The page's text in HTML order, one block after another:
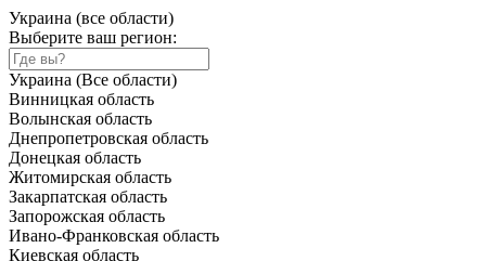
Украина (все области)
Выберите ваш регион:
Украина (Все области)
Винницкая область
Волынская область
Днепропетровская область
Донецкая область
Житомирская область
Закарпатская область
Запорожская область
Ивано-Франковская область
Киевская область